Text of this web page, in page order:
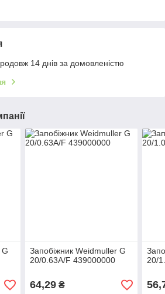
14 днів за домовленістю
Запобіжник Weidmuller G
20/0.63A/F 439000000
64,29₴
20/